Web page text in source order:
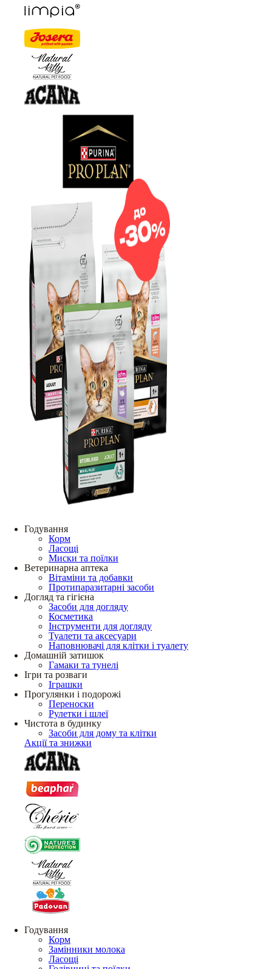
Годування
Корм
Ласощі
Миски та поїлки
Ветеринарна аптека
Вітаміни та добавки
Протипаразитарні засоби
Догляд та гігієна
Засоби для догляду
Косметика
Інструменти для догляду
Туалети та аксесуари
Наповнювачі для клітки і туалету
Домашній затишок
Гамаки та тунелі
Ігри та розваги
Іграшки
Прогулянки і подорожі
Переноски
Рулетки і шлеї
Чистота в будинку
Засоби для дому та клітки
Акції та знижки
Годування
Корм
Замінники молока
Ласощі